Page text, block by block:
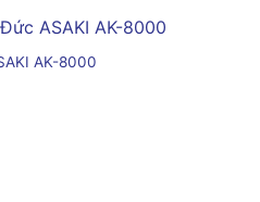
AK-8000